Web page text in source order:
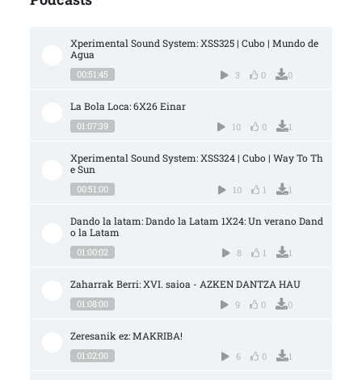
Xperimental Sound System: XSS325 | Cubo | Mundo de
Agua
00:51:45 3 0 0
La Bola Loca: 6X26 Einar
01:07:39 10 0 1
Xperimental Sound System: XSS324 | Cubo | Way To Th
e Sun
00:51:00 10 1 1
Dando la latam: Dando la Latam 1X24: Un verano Dand
o la Latam
01:00:02 8 1 1
Zaharrak Berri: XVI. saioa - AZKEN DANTZA HAU
01:08:00 9 0 0
Zeresanik ez: MAKRIBA!
01:02:00 6 0 1